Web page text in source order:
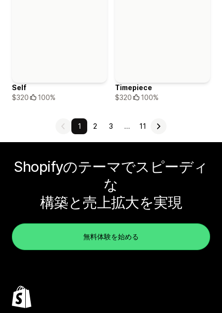
Self
$320
100%
Timepiece
$320
100%
1 2 3 … 11
Shopifyのテーマでスピーディ
な
構築と売上拡大を実現
無料体験を始める